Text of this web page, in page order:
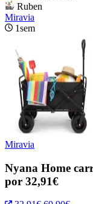
Ruben
Miravia
1sem
Miravia
Nyana Home
por 32,91€